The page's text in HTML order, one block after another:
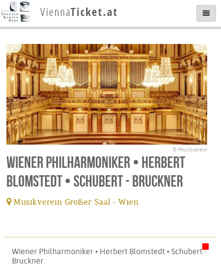
© Musikverein
Wiener Philharmoniker • Herbert
Blomstedt • Schubert - Bruckner
Musikverein Großer Saal - Wien
Wiener Philharmoniker • Herbert Blomstedt • Schubert -
Bruckner